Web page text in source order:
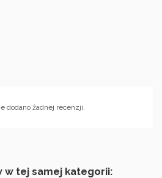
dodano żadnej recenzji.
w tej samej kategorii: